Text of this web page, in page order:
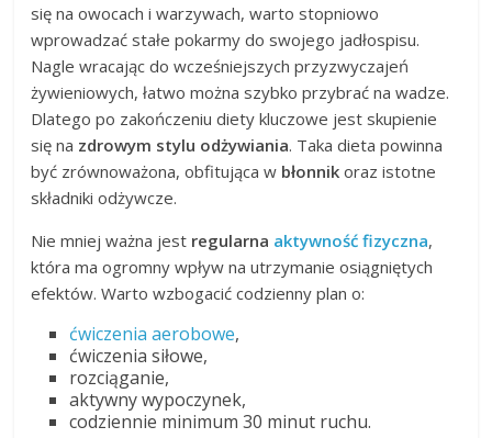
się na owocach i warzywach, warto stopniowo
wprowadzać stałe pokarmy do swojego jadłospisu.
Nagle wracając do wcześniejszych przyzwyczajeń
żywieniowych, łatwo można szybko przybrać na wadze.
Dlatego po zakończeniu diety kluczowe jest skupienie
się na zdrowym stylu odżywiania. Taka dieta powinna
być zrównoważona, obfitująca w błonnik oraz istotne
składniki odżywcze.
Nie mniej ważna jest regularna aktywność fizyczna,
która ma ogromny wpływ na utrzymanie osiągniętych
efektów. Warto wzbogacić codzienny plan o:
ćwiczenia aerobowe,
ćwiczenia siłowe,
rozciąganie,
aktywny wypoczynek,
codziennie minimum 30 minut ruchu.